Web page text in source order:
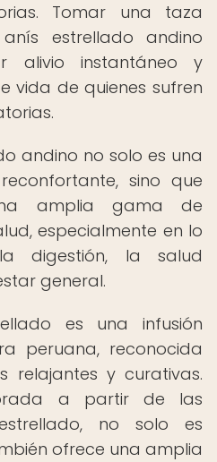
Tomar una taza
estrellado andino
alivio instantáneo y
vida de quienes sufren
andino no solo es una
sino que
amplia gama de
especialmente en lo
digestión, la salud
general.
es una infusión
peruana, reconocida
relajantes y curativas.
a partir de las
no solo es
ofrece una amplia